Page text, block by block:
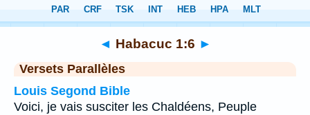
Chapitre 1 > Verset 6
◄ Habacuc 1:6 ►
Versets Parallèles
Louis Segond Bible
Voici, je vais susciter les Chaldéens, Peuple